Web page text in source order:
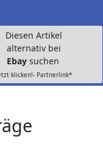
Diesen Artikel
alternativ bei
Ebay suchen
klicken!- Partnerlink*